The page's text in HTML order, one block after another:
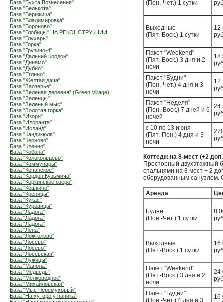
База "Бухта Вознесения"
База "Велькота"
База "Верижица"
База "Владимировка"
База "Вороново"
База "Глобицы" НА РЕКОНСТРУКЦИИ
База "Глухарь"
База "Горка"
База "Грузино-4"
База "Дальний Кордон"
База "Динамо"
База "Дубно"
База "Еглино"
База "Желтая дача"
База "Заозерье"
База "Зеленая деревня" (Green Village)
База "Зеленцы"
База "Зеленый мыс"
База "Золотая горка"
База "Изори"
База "Илоранта"
База "Исланд"
База "Кандикюля"
База "Керново"
База "Кленно"
База "Кобона"
База "Колокольцево"
База "Коммунары"
База "Копанское"
База "Кордон Кузьмича"
База "Коркинское озеро"
База "Кошкино"
База "Креницы"
База "Кукас"
База "Куровицы"
База "Ладога"
База "Ладога"
База "Ладога"
База "Лена"
База "Ложголово"
База "Лосево"
База "Лосево"
База "Лосевская"
База "Лужицы"
База "Манола"
База "Медведь"
База "Мелководное"
База "Михайловская"
База "Мыс Черемуховый"
База "На хуторе у папика"
(Пон.-Чет.) 1 сутки
Выходные
(Пят.-Воск.) 1 сутки
12
Пакет "Weekend"
(Пят.-Воск.) 3 дня и 2
ночи
18
Пакет "Будни"
(Пон.-Чет.) 4 дня и 3
ночи
12
Пакет "Неделя"
(Пон.-Воск.) 7 дней и 6
ночей
24
с 10 по 13 июня
(Пят.-Пон.) 4 дня и 3
ночи
Коттедж на 8-мест (+2
Просторный двухэтажный
спальнями на 8 мест + 2
оборудованным санузлом.
Аренда
Будни
(Пон.-Чет.) 1 сутки
8
Выходные
(Пят.-Воск.) 1 сутки
16
Пакет "Weekend"
(Пят.-Воск.) 3 дня и 2
ночи
24
Пакет "Будни"
(Пон.-Чет.) 4 дня и 3
16